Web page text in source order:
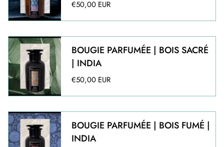
€50,00 EUR
BOUGIE PARFUMÉE | BOIS SACRÉ
| INDIA
€50,00 EUR
BOUGIE PARFUMÉE | BOIS FUMÉ |
INDIA